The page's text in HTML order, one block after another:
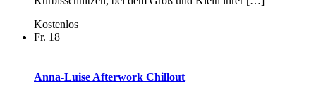
Kostenlos
Fr. 18
Anna-Luise Afterwork Chillout